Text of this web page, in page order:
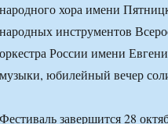
народного хора имени
народных инструментов
оркестра России имени
музыки, юбилейный вечер
Фестиваль завершится 28